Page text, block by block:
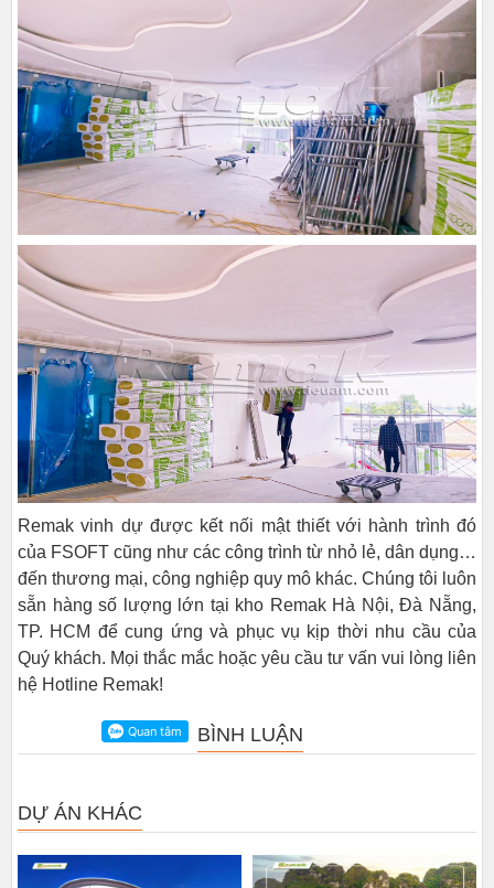
Remak vinh dự được kết nối mật thiết với hành trình đó
của FSOFT cũng như các công trình từ nhỏ lẻ, dân dụng…
đến thương mại, công nghiệp quy mô khác. Chúng tôi luôn
sẵn hàng số lượng lớn tại kho Remak Hà Nội, Đà Nẵng,
TP. HCM để cung ứng và phục vụ kịp thời nhu cầu của
Quý khách. Mọi thắc mắc hoặc yêu cầu tư vấn vui lòng liên
hệ Hotline Remak!
BÌNH LUẬN
DỰ ÁN KHÁC